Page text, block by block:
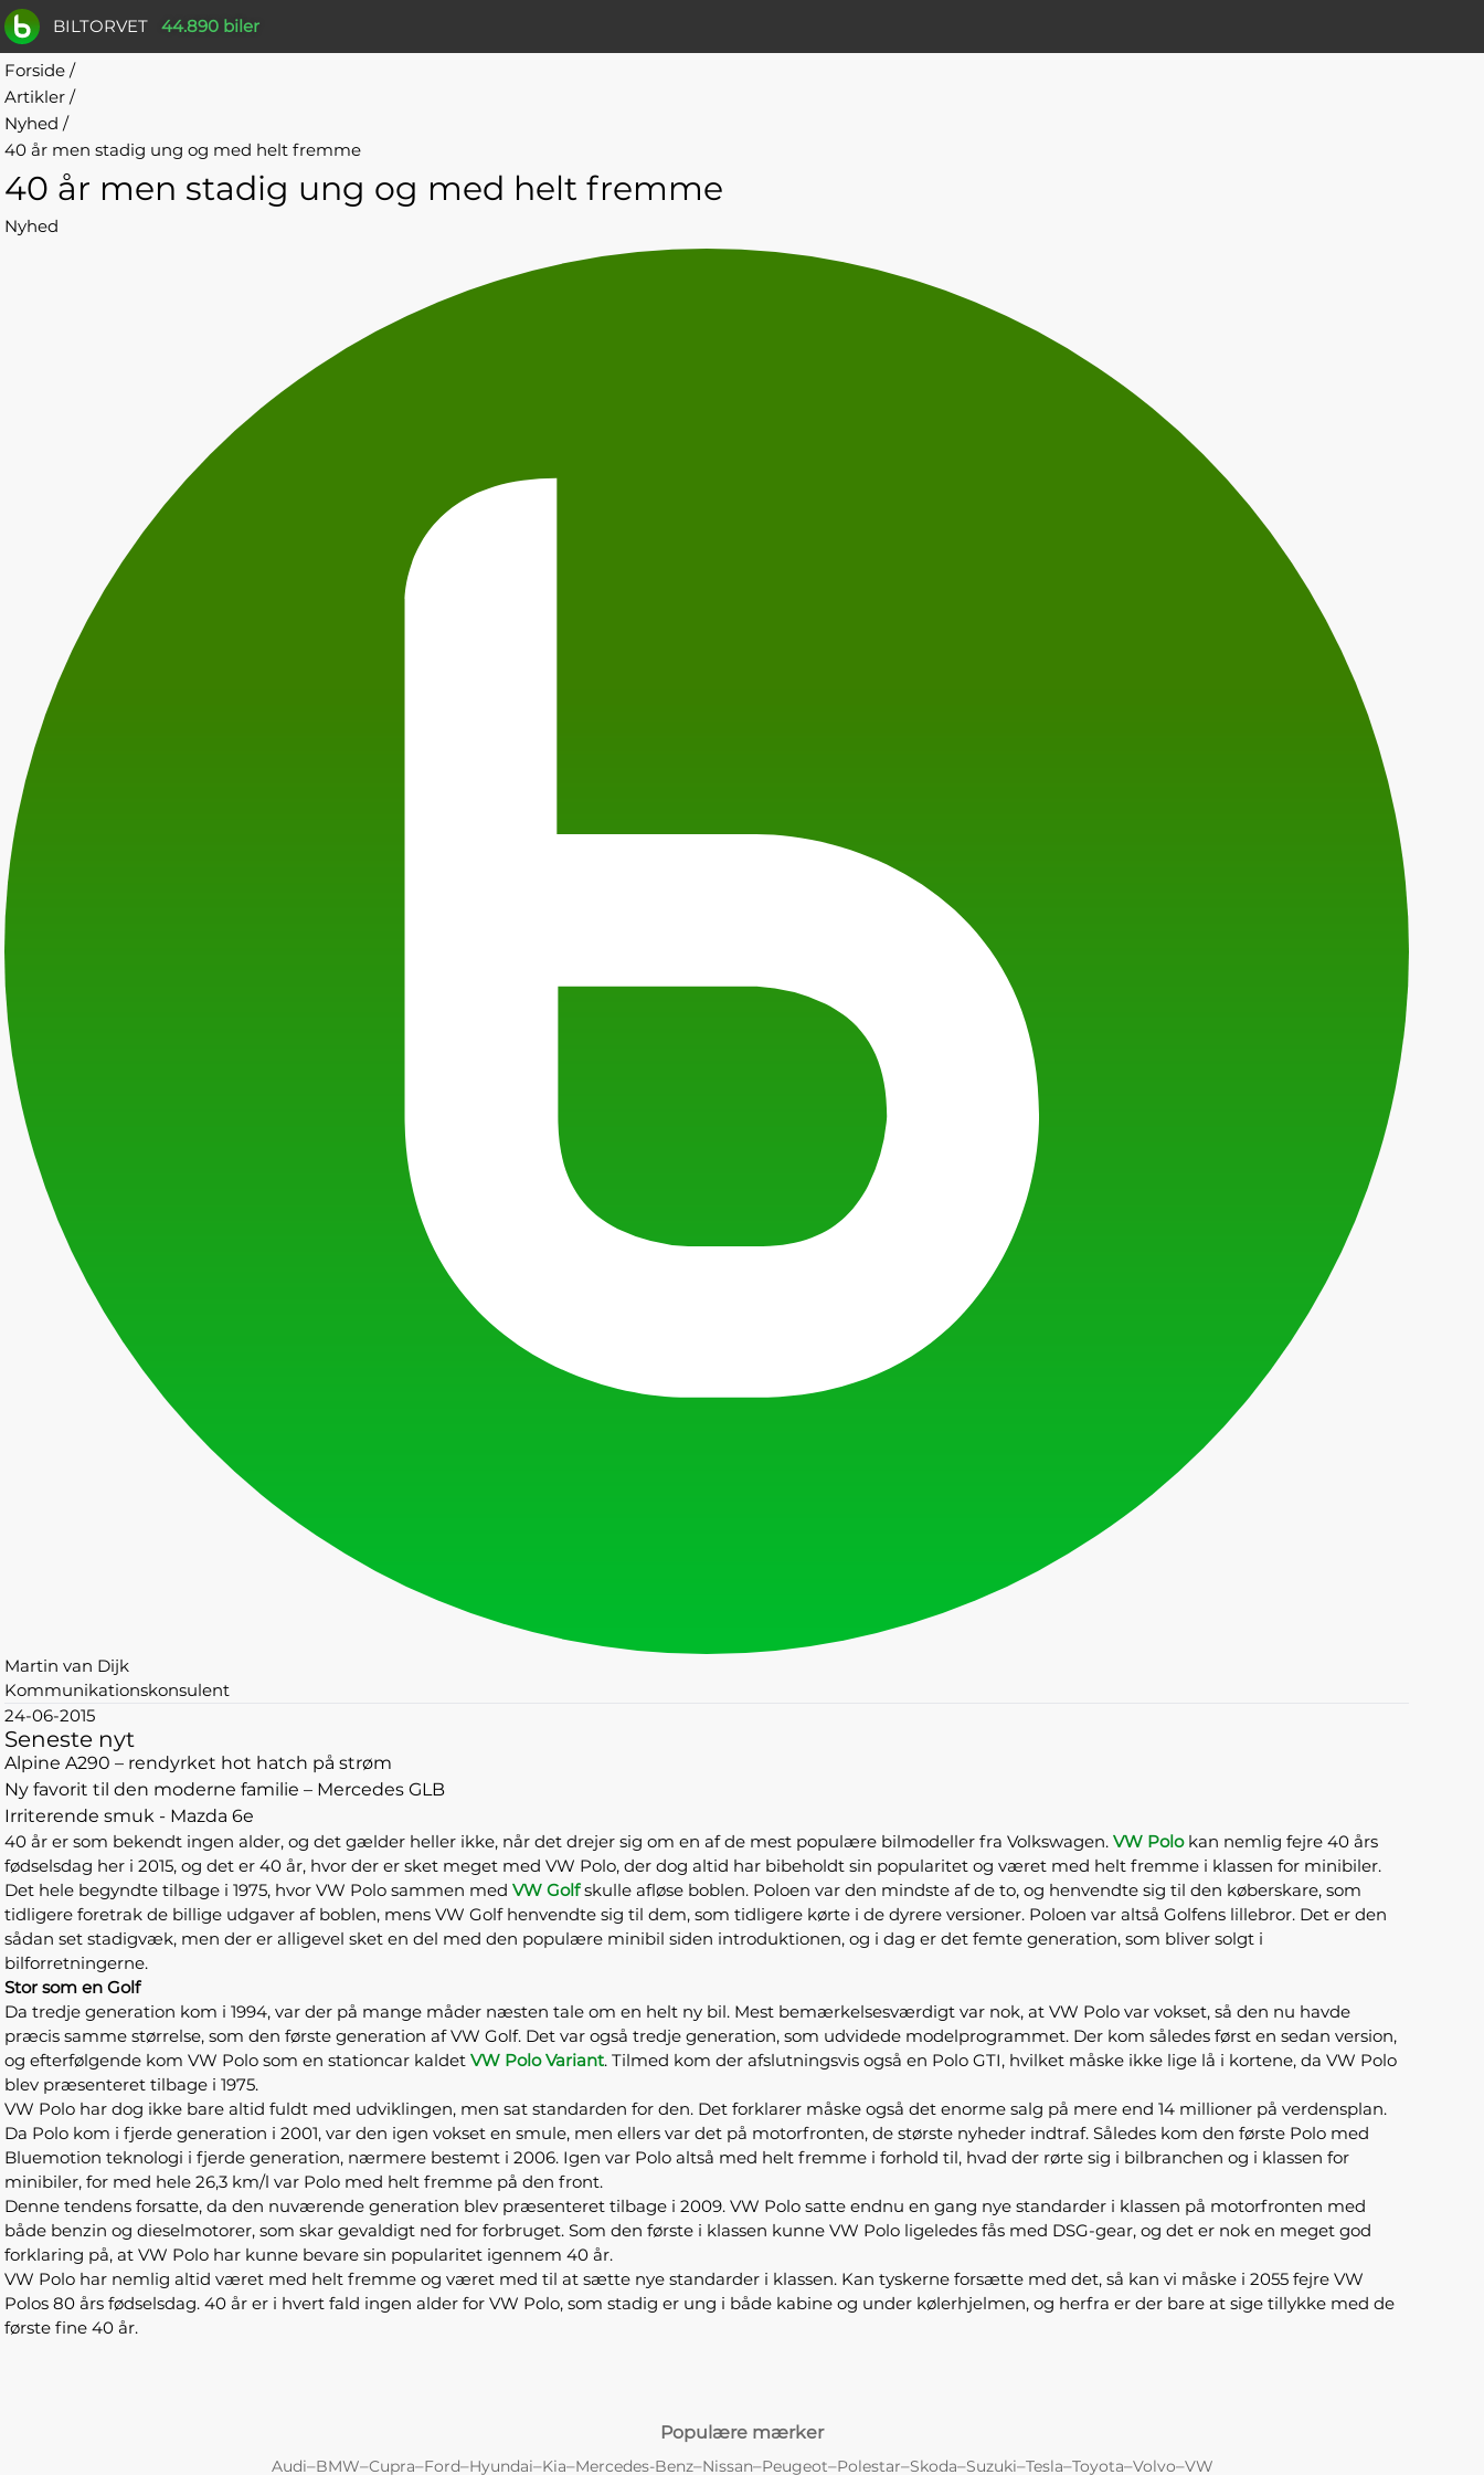
BILTORVET 44.890 biler
Forside /
Artikler /
Nyhed /
40 år men stadig ung og med helt fremme
40 år men stadig ung og med helt fremme
Nyhed
Martin van Dijk
Kommunikationskonsulent
24-06-2015
Seneste nyt
Alpine A290 – rendyrket hot hatch på strøm
Ny favorit til den moderne familie – Mercedes GLB
Irriterende smuk - Mazda 6e
40 år er som bekendt ingen alder, og det gælder heller ikke, når det drejer sig om en af de mest populære bilmodeller fra Volkswagen. VW Polokan nemlig fejre 40 års
fødselsdag her i 2015, og det er 40 år, hvor der er sket meget med VW Polo, der dog altid har bibeholdt sin popularitet og været med helt fremme i klassen for minibiler.
Det hele begyndte tilbage i 1975, hvor VW Polo sammen med VW Golfskulle afløse boblen. Poloen var den mindste af de to, og henvendte sig til den køberskare, som
tidligere foretrak de billige udgaver af boblen, mens VW Golf henvendte sig til dem, som tidligere kørte i de dyrere versioner. Poloen var altså Golfens lillebror. Det er den
sådan set stadigvæk, men der er alligevel sket en del med den populære minibil siden introduktionen, og i dag er det femte generation, som bliver solgt i
bilforretningerne.
Stor som en Golf
Da tredje generation kom i 1994, var der på mange måder næsten tale om en helt ny bil. Mest bemærkelsesværdigt var nok, at VW Polo var vokset, så den nu havde
præcis samme størrelse, som den første generation af VW Golf. Det var også tredje generation, som udvidede modelprogrammet. Der kom således først en sedan version,
og efterfølgende kom VW Polo som en stationcar kaldet VW Polo Variant. Tilmed kom der afslutningsvis også en Polo GTI, hvilket måske ikke lige lå i kortene, da VW Polo
blev præsenteret tilbage i 1975.
VW Polo har dog ikke bare altid fuldt med udviklingen, men sat standarden for den. Det forklarer måske også det enorme salg på mere end 14 millioner på verdensplan.
Da Polo kom i fjerde generation i 2001, var den igen vokset en smule, men ellers var det på motorfronten, de største nyheder indtraf. Således kom den første Polo med
Bluemotion teknologi i fjerde generation, nærmere bestemt i 2006. Igen var Polo altså med helt fremme i forhold til, hvad der rørte sig i bilbranchen og i klassen for
minibiler, for med hele 26,3 km/l var Polo med helt fremme på den front.
Denne tendens forsatte, da den nuværende generation blev præsenteret tilbage i 2009. VW Polo satte endnu en gang nye standarder i klassen på motorfronten med
både benzin og dieselmotorer, som skar gevaldigt ned for forbruget. Som den første i klassen kunne VW Polo ligeledes fås med DSG-gear, og det er nok en meget god
forklaring på, at VW Polo har kunne bevare sin popularitet igennem 40 år.
VW Polo har nemlig altid været med helt fremme og været med til at sætte nye standarder i klassen. Kan tyskerne forsætte med det, så kan vi måske i 2055 fejre VW
Polos 80 års fødselsdag. 40 år er i hvert fald ingen alder for VW Polo, som stadig er ung i både kabine og under kølerhjelmen, og herfra er der bare at sige tillykke med de
første fine 40 år.
Populære mærker
Audi–BMW–Cupra–Ford–Hyundai–Kia–Mercedes-Benz–Nissan–Peugeot–Polestar–Skoda–Suzuki–Tesla–Toyota–Volvo–VW